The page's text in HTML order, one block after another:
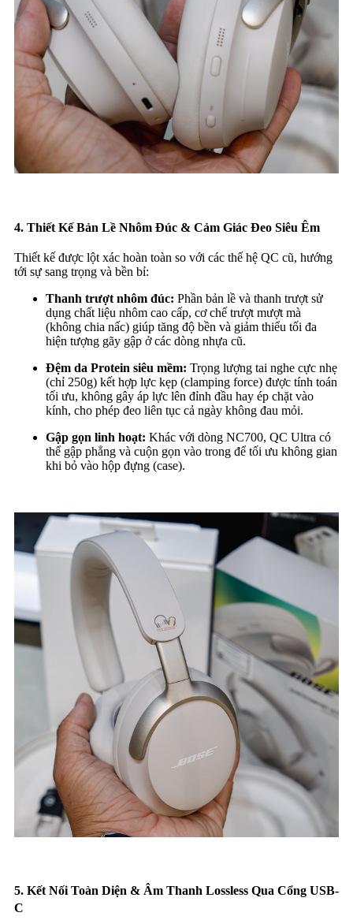
4. Thiết Kế Bản Lề Nhôm Đúc & Cảm Giác Đeo Siêu Êm
Thiết kế được lột xác hoàn toàn so với các thế hệ QC cũ, hướng
tới sự sang trọng và bền bỉ:
Thanh trượt nhôm đúc: Phần bản lề và thanh trượt sử
dụng chất liệu nhôm cao cấp, cơ chế trượt mượt mà
(không chia nấc) giúp tăng độ bền và giảm thiểu tối đa
hiện tượng gãy gập ở các dòng nhựa cũ.
Đệm da Protein siêu mềm: Trọng lượng tai nghe cực nhẹ
(chỉ 250g) kết hợp lực kẹp (clamping force) được tính toán
tối ưu, không gây áp lực lên đỉnh đầu hay ép chặt vào
kính, cho phép đeo liên tục cả ngày không đau mỏi.
Gập gọn linh hoạt: Khác với dòng NC700, QC Ultra có
thể gập phẳng và cuộn gọn vào trong để tối ưu không gian
khi bỏ vào hộp đựng (case).
5. Kết Nối Toàn Diện & Âm Thanh Lossless Qua Cổng USB-
C